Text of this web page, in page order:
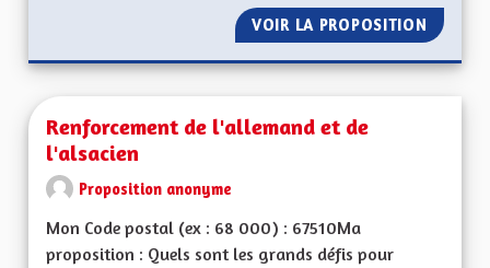
VOIR LA PROPOSITION
Renforcement de l'allemand et de
l'alsacien
Proposition anonyme
Mon Code postal (ex : 68 000) : 67510Ma
proposition : Quels sont les grands défis pour